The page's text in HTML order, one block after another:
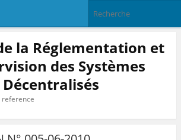
la Réglementation et
des Systèmes